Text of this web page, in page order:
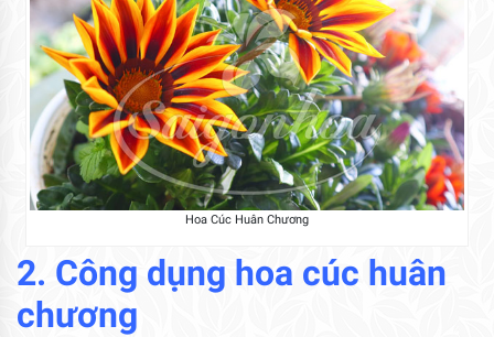
Hoa Cúc Huân Chương
2. Công dụng hoa cúc huân
chương